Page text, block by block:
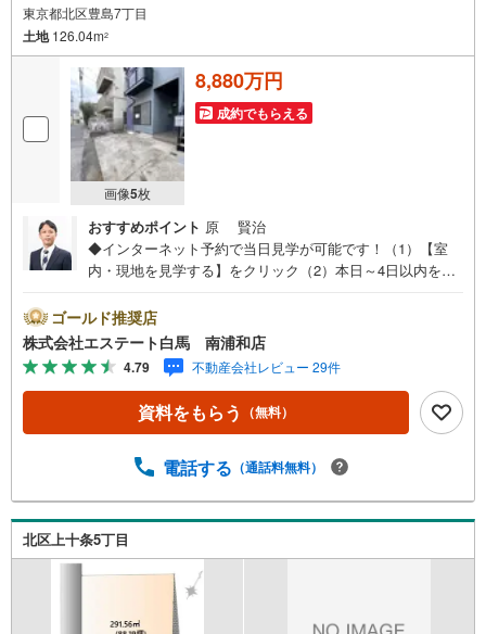
東京都北区豊島7丁目
土地126.04m2
画像5枚
8,880万円
成約でもらえる
おすすめポイント 原 賢治
◆インターネット予約で当日見学が可能です！（1）【室
内・現地を見学する】をクリック（2）本日～4日以内をご
ください。◆10:00～21:00はお電話でのお問い合わせがス
ムーズです。●駅徒歩8分●南側道路●サミットショッピング
モール徒歩5分【Yahoo！ 不動産キャンペーン対象店舗で
す】 当店で物件を成約するとPayPayボーナスをプレゼン
ト！◆エステート白馬の5大サポート◆1.FP相談サポート
社外のファイナンシャルプランナーと資金相談が無料2.設
備修理サービスが無料で付帯3.注文住宅「白馬の家」高気
4.見学時、建築士同行サービス目視検査やリフォーム費用
をお伝えするなどの無料サービス5.お引渡し後もしっかり
サポートCSサポート室がお引渡し後のお悩みもしっかりサ
ポートします
ゴールド推奨店
株式会社エステート白馬 南浦和店
4.79 不動産会社レビュー 29件
資料をもらう （無料）
電話する （通話料無料）
北区上十条5丁目